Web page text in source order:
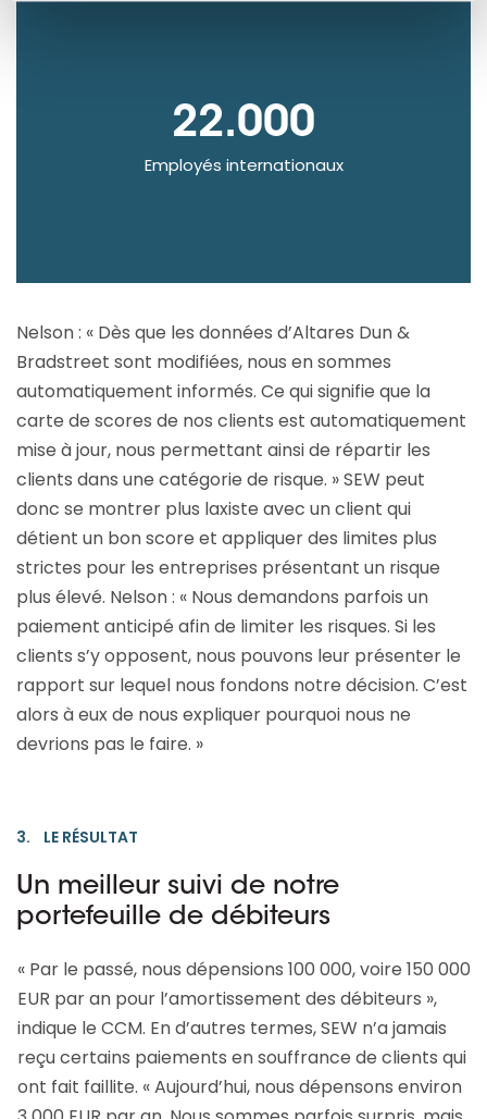
22.000
Employés internationaux
Nelson : « Dès que les données d’Altares Dun &
Bradstreet sont modifiées, nous en sommes
automatiquement informés. Ce qui signifie que la
carte de scores de nos clients est automatiquement
mise à jour, nous permettant ainsi de répartir les
clients dans une catégorie de risque. » SEW peut
donc se montrer plus laxiste avec un client qui
détient un bon score et appliquer des limites plus
strictes pour les entreprises présentant un risque
plus élevé. Nelson : « Nous demandons parfois un
paiement anticipé afin de limiter les risques. Si les
clients s’y opposent, nous pouvons leur présenter le
rapport sur lequel nous fondons notre décision. C’est
alors à eux de nous expliquer pourquoi nous ne
devrions pas le faire. »
3. LE RÉSULTAT
Un meilleur suivi de notre
portefeuille de débiteurs
« Par le passé, nous dépensions 100 000, voire 150 000
EUR par an pour l’amortissement des débiteurs »,
indique le CCM. En d’autres termes, SEW n’a jamais
reçu certains paiements en souffrance de clients qui
ont fait faillite. « Aujourd’hui, nous dépensons environ